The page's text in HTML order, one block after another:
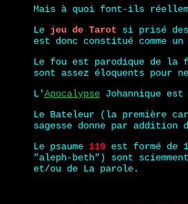
Mais à quoi font-ils
Le jeu de Tarot si prisé
est donc constitué comme
Le fou est parodique de la
sont assez éloquents pour
L'Apocalypse Johannique est
Le Bateleur (la première
sagesse donne par addition
Le psaume 119 est formé de
"aleph-beth") sont
et/ou de La parole.